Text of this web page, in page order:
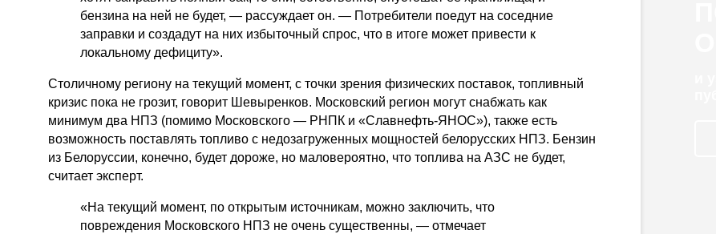
бензина на ней не будет, — рассуждает он. — Потребители поедут на соседние
заправки и создадут на них избыточный спрос, что в итоге может привести к
локальному дефициту».
Столичному региону на текущий момент, с точки зрения физических поставок, топливный
кризис пока не грозит, говорит Шевыренков. Московский регион могут снабжать как
минимум два НПЗ (помимо Московского — РНПК и «Славнефть-ЯНОС»), также есть
возможность поставлять топливо с недозагруженных мощностей белорусских НПЗ. Бензин
из Белоруссии, конечно, будет дороже, но маловероятно, что топлива на АЗС не будет,
считает эксперт.
«На текущий момент, по открытым источникам, можно заключить, что
повреждения Московского НПЗ не очень существенны, — отмечает